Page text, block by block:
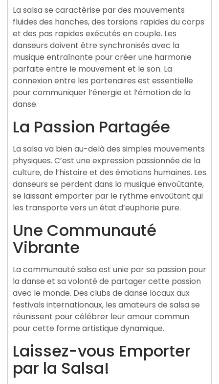
La salsa se caractérise par des mouvements
fluides des hanches, des torsions rapides du corps
et des pas rapides exécutés en couple. Les
danseurs doivent être synchronisés avec la
musique entraînante pour créer une harmonie
parfaite entre le mouvement et le son. La
connexion entre les partenaires est essentielle
pour communiquer l’énergie et l’émotion de la
danse.
La Passion Partagée
La salsa va bien au-delà des simples mouvements
physiques. C’est une expression passionnée de la
culture, de l’histoire et des émotions humaines. Les
danseurs se perdent dans la musique envoûtante,
se laissant emporter par le rythme envoûtant qui
les transporte vers un état d’euphorie pure.
Une Communauté
Vibrante
La communauté salsa est unie par sa passion pour
la danse et sa volonté de partager cette passion
avec le monde. Des clubs de danse locaux aux
festivals internationaux, les amateurs de salsa se
réunissent pour célébrer leur amour commun
pour cette forme artistique dynamique.
Laissez-vous Emporter
par la Salsa!